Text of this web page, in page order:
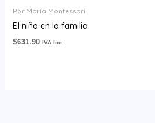
Por María Montessori
El niño en la familia
$631.90 IVA Inc.